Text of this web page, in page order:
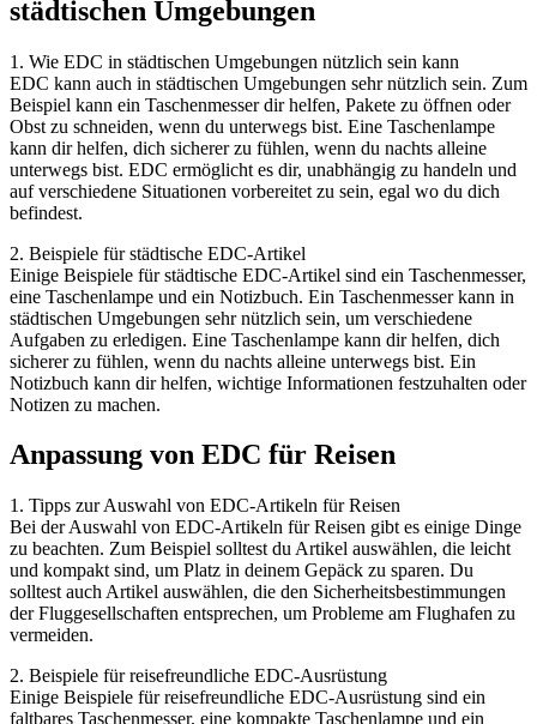
städtischen Umgebungen
1. Wie EDC in städtischen Umgebungen nützlich sein kann
EDC kann auch in städtischen Umgebungen sehr nützlich sein. Zum
Beispiel kann ein Taschenmesser dir helfen, Pakete zu öffnen oder
Obst zu schneiden, wenn du unterwegs bist. Eine Taschenlampe
kann dir helfen, dich sicherer zu fühlen, wenn du nachts alleine
unterwegs bist. EDC ermöglicht es dir, unabhängig zu handeln und
auf verschiedene Situationen vorbereitet zu sein, egal wo du dich
befindest.
2. Beispiele für städtische EDC-Artikel
Einige Beispiele für städtische EDC-Artikel sind ein Taschenmesser,
eine Taschenlampe und ein Notizbuch. Ein Taschenmesser kann in
städtischen Umgebungen sehr nützlich sein, um verschiedene
Aufgaben zu erledigen. Eine Taschenlampe kann dir helfen, dich
sicherer zu fühlen, wenn du nachts alleine unterwegs bist. Ein
Notizbuch kann dir helfen, wichtige Informationen festzuhalten oder
Notizen zu machen.
Anpassung von EDC für Reisen
1. Tipps zur Auswahl von EDC-Artikeln für Reisen
Bei der Auswahl von EDC-Artikeln für Reisen gibt es einige Dinge
zu beachten. Zum Beispiel solltest du Artikel auswählen, die leicht
und kompakt sind, um Platz in deinem Gepäck zu sparen. Du
solltest auch Artikel auswählen, die den Sicherheitsbestimmungen
der Fluggesellschaften entsprechen, um Probleme am Flughafen zu
vermeiden.
2. Beispiele für reisefreundliche EDC-Ausrüstung
Einige Beispiele für reisefreundliche EDC-Ausrüstung sind ein
faltbares Taschenmesser, eine kompakte Taschenlampe und ein